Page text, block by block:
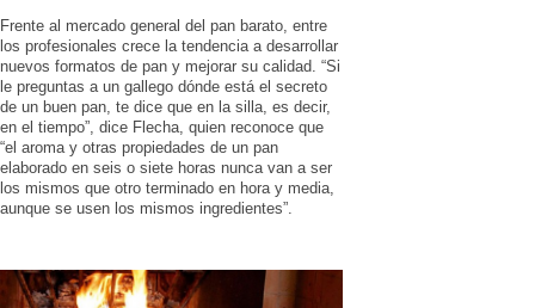
Frente al mercado general del pan barato, entre
los profesionales crece la tendencia a desarrollar
nuevos formatos de pan y mejorar su calidad. “Si
le preguntas a un gallego dónde está el secreto
de un buen pan, te dice que en la silla, es decir,
en el tiempo”, dice Flecha, quien reconoce que
“el aroma y otras propiedades de un pan
elaborado en seis o siete horas nunca van a ser
los mismos que otro terminado en hora y media,
aunque se usen los mismos ingredientes”.